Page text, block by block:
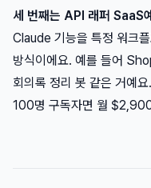
세 번째는 API 래퍼 SaaS
Claude 기능을 특정 워크
방식이에요. 예를 들어
회의록 정리 봇 같은 거예
100명 구독자면 월